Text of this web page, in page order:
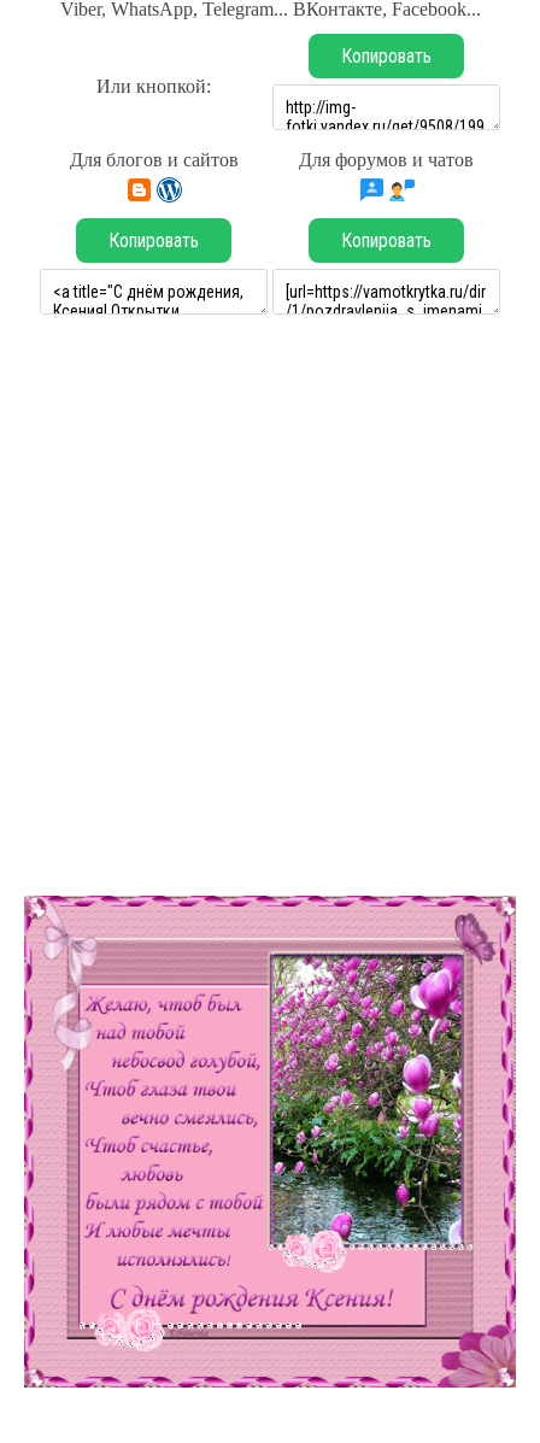
Viber, WhatsApp, Telegram... ВКонтакте, Facebook...
Или кнопкой:
Копировать
Для блогов и сайтов Для форумов и чатов
Копировать Копировать